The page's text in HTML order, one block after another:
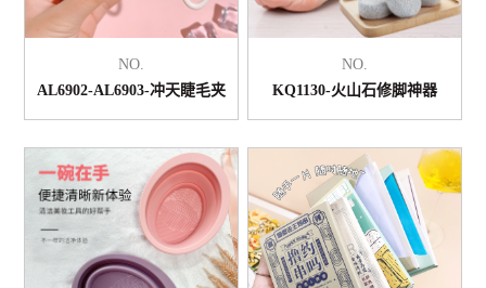
NO.
AL6902-AL6903-冲天睫毛夹
NO.
KQ1130-火山石修脚神器